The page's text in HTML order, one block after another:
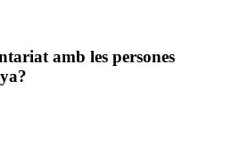
amb les persones